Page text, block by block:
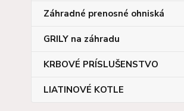
Záhradné prenosné ohniská
GRILY na záhradu
KRBOVÉ PRÍSLUŠENSTVO
LIATINOVÉ KOTLE